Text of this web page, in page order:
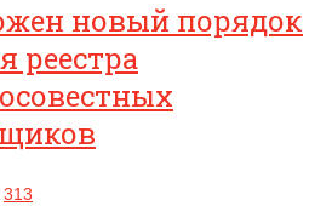
новый порядок
реестра
313